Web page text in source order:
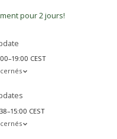
pour 2 jours!
CEST
CEST